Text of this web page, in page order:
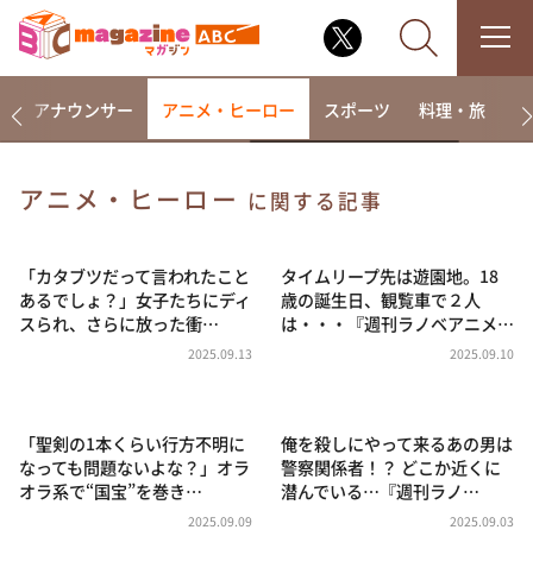
相席食堂
これ余談なんですけど・・・
～人生密着トークバラエティ！～ やすとものいたっ
news おかえり
河合＆A.B.C-Z塚田×福井アナ「なんでやねん！？」
（news おかえり）
アナウンサー アニメ・ヒーロー スポーツ 料理・旅
アニメ・ヒーロー に関する記事
「カタブツだって言われたこと
あるでしょ？」女子たちにディ
スられ、さらに放った衝…
2025.09.13
タイムリープ先は遊園地。18
歳の誕生日、観覧車で２人
は・・・『週刊ラノベアニメ…
2025.09.10
「聖剣の1本くらい行方不明に
なっても問題ないよな？」オラ
オラ系で“国宝”を巻き…
2025.09.09
俺を殺しにやって来るあの男は
警察関係者！？ どこか近くに
潜んでいる…『週刊ラノ…
2025.09.03